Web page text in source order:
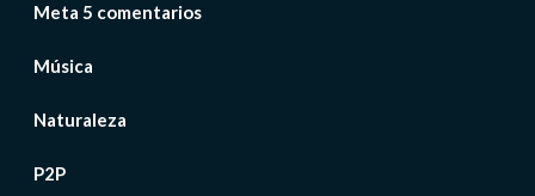
Meta 5 comentarios
Música
Naturaleza
P2P